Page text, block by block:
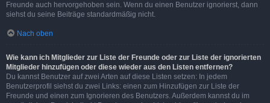
Freunde auch hervorgehoben sein. Wenn du einen Benutzer ignorierst, dann
siehst du seine Beiträge standardmäßig nicht.
Nach oben
Wie kann ich Mitglieder zur Liste der Freunde oder zur Liste der ignorierten
Mitglieder hinzufügen oder diese wieder aus den Listen entfernen?
Du kannst Benutzer auf zwei Arten auf diese Listen setzen: In jedem
Benutzerprofil siehst du zwei Links: einen zum Hinzufügen zur Liste der
Freunde und einen zum Ignorieren des Benutzers. Außerdem kannst du im